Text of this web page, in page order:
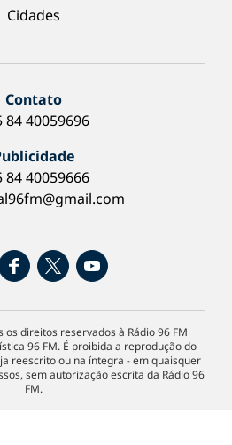
Cidades
Contato
84 40059696
84 40059666
os direitos reservados à Rádio 96 FM
96 FM. É proibida a reprodução do
reescrito ou na íntegra - em quaisquer
sem autorização escrita da Rádio 96
FM.